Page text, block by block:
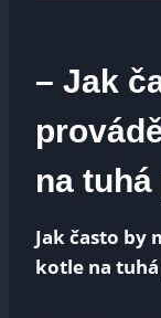
– Jak
na
Jak často by
kotle na